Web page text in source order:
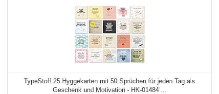
TypeStoff 25 Hyggekarten mit 50 Sprüchen für jeden Tag als
Geschenk und Motivation - HK-01484 ...